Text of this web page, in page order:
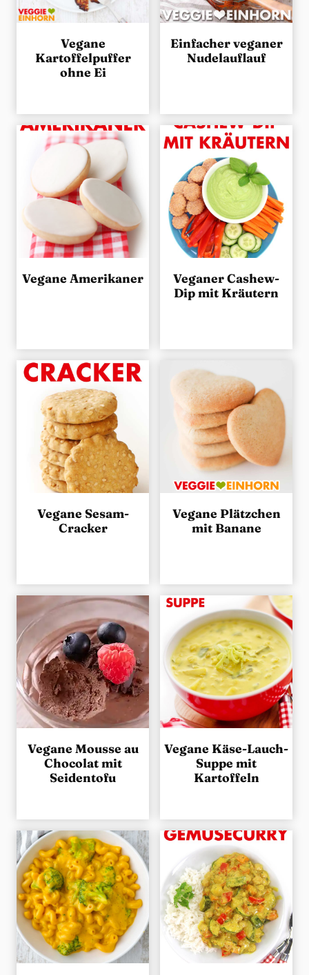
Vegane
Kartoffelpuffer
ohne Ei
Einfacher veganer
Nudelauflauf
Vegane Amerikaner
Veganer Cashew-
Dip mit Kräutern
Vegane Sesam-
Cracker
Vegane Plätzchen
mit Banane
Vegane Mousse au
Chocolat mit
Seidentofu
Vegane Käse-Lauch-
Suppe mit
Kartoffeln